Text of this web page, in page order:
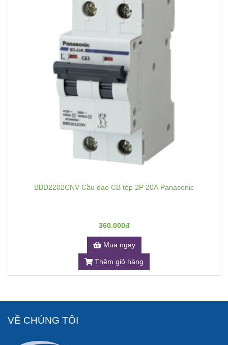
BBD2202CNV Cầu dao CB tép 2P 20A Panasonic
360.000đ
Mua ngay
Thêm giỏ hàng
VỀ CHÚNG TÔI